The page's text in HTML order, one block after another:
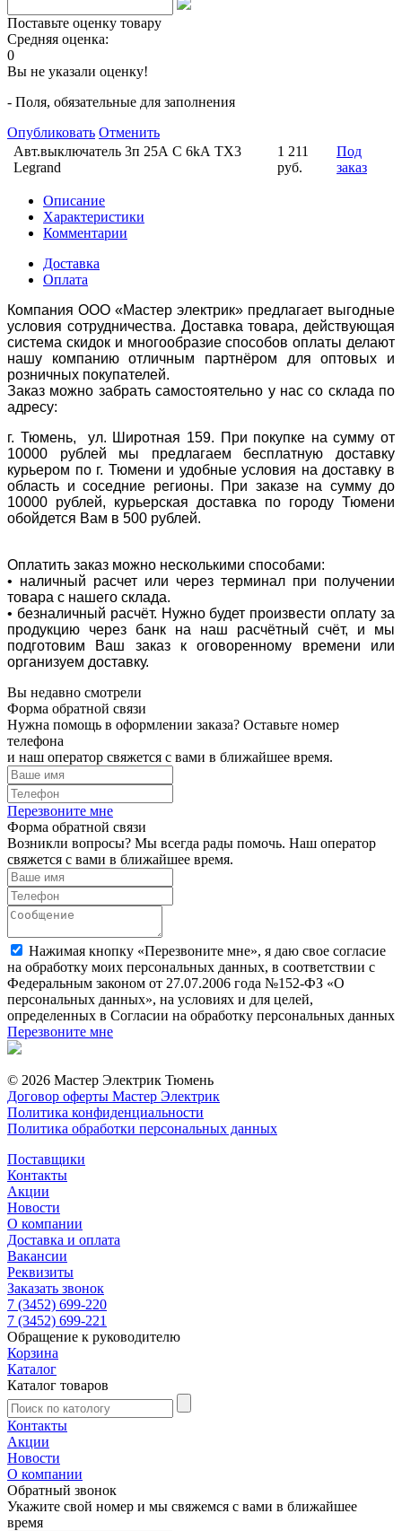
Поставьте оценку товару
Средняя оценка:
0
Вы не указали оценку!
- Поля, обязательные для заполнения
Опубликовать Отменить
Авт.выключатель 3п 25А С 6kА TX3
Legrand
1 211
руб.
Под
заказ
Описание
Характеристики
Комментарии
Доставка
Оплата
Компания ООО «Мастер электрик» предлагает выгодные
условия сотрудничества. Доставка товара, действующая
система скидок и многообразие способов оплаты делают
нашу компанию отличным партнёром для оптовых и
розничных покупателей.
Заказ можно забрать самостоятельно у нас со склада по
адресу:
г. Тюмень, ул. Широтная 159. При покупке на сумму от
10000 рублей мы предлагаем бесплатную доставку
курьером по г. Тюмени и удобные условия на доставку в
область и соседние регионы. При заказе на сумму до
10000 рублей, курьерская доставка по городу Тюмени
обойдется Вам в 500 рублей.
Оплатить заказ можно несколькими способами:
• наличный расчет или через терминал при получении
товара с нашего склада.
• безналичный расчёт. Нужно будет произвести оплату за
продукцию через банк на наш расчётный счёт, и мы
подготовим Ваш заказ к оговоренному времени или
организуем доставку.
Вы недавно смотрели
Форма обратной связи
Нужна помощь в оформлении заказа? Оставьте номер
телефона
и наш оператор свяжется с вами в ближайшее время.
Перезвоните мне
Форма обратной связи
Возникли вопросы? Мы всегда рады помочь. Наш оператор
свяжется с вами в ближайшее время.
Нажимая кнопку «Перезвоните мне», я даю свое согласие
на обработку моих персональных данных, в соответствии с
Федеральным законом от 27.07.2006 года №152-ФЗ «О
персональных данных», на условиях и для целей,
определенных в Согласии на обработку персональных данных
Перезвоните мне
© 2026 Мастер Электрик Тюмень
Договор оферты Мастер Электрик
Политика конфиденциальности
Политика обработки персональных данных
Поставщики
Контакты
Акции
Новости
О компании
Доставка и оплата
Вакансии
Реквизиты
Заказать звонок
7 (3452) 699-220
7 (3452) 699-221
Обращение к руководителю
Корзина
Каталог
Каталог товаров
Контакты
Акции
Новости
О компании
Обратный звонок
Укажите свой номер и мы свяжемся с вами в ближайшее
время